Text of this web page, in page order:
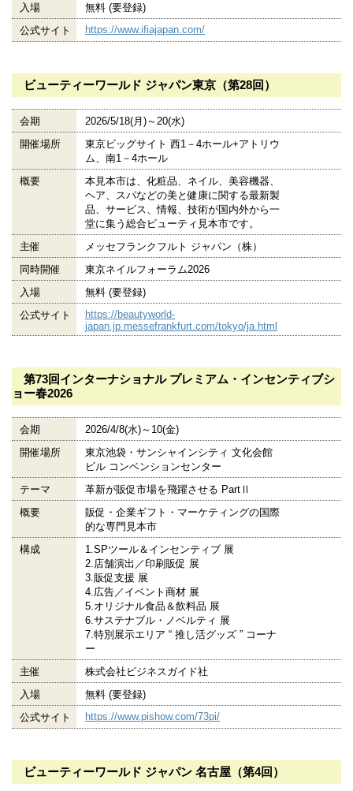
入場
無料 (要登録)
公式サイト
https://www.ifiajapan.com/
ビューティーワールド ジャパン東京（第28回）
会期
2026/5/18(月)～20(水)
開催場所
東京ビッグサイト 西1－4ホール+アトリウ
ム、南1－4ホール
概要
本見本市は、化粧品、ネイル、美容機器、
ヘア、スパなどの美と健康に関する最新製
品、サービス、情報、技術が国内外から一
堂に集う総合ビューティ見本市です。
主催
メッセフランクフルト ジャパン（株）
同時開催
東京ネイルフォーラム2026
入場
無料 (要登録)
公式サイト
https://beautyworld-
japan.jp.messefrankfurt.com/tokyo/ja.html
第73回インターナショナル プレミアム・インセンティブシ
ョー春2026
会期
2026/4/8(水)～10(金)
開催場所
東京池袋・サンシャインシティ 文化会館
ビル コンベンションセンター
テーマ
革新が販促市場を飛躍させる PartⅡ
概要
販促・企業ギフト・マーケティングの国際
的な専門見本市
構成
1.SPツール＆インセンティブ 展
2.店舗演出／印刷販促 展
3.販促支援 展
4.広告／イベント商材 展
5.オリジナル食品＆飲料品 展
6.サステナブル・ノベルティ 展
7.特別展示エリア “ 推し活グッズ ” コーナ
ー
主催
株式会社ビジネスガイド社
入場
無料 (要登録)
公式サイト
https://www.pishow.com/73pi/
ビューティーワールド ジャパン 名古屋（第4回）